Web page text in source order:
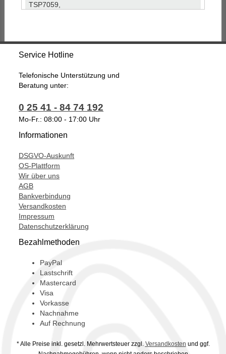
TSP7059,
Service Hotline
Telefonische Unterstützung und
Beratung unter:
0 25 41 - 84 74 192
Mo-Fr.: 08:00 - 17:00 Uhr
Informationen
DSGVO-Auskunft
OS-Plattform
Wir über uns
AGB
Bankverbindung
Versandkosten
Impressum
Datenschutzerklärung
Bezahlmethoden
PayPal
Lastschrift
Mastercard
Visa
Vorkasse
Nachnahme
Auf Rechnung
* Alle Preise inkl. gesetzl. Mehrwertsteuer zzgl. Versandkosten und ggf.